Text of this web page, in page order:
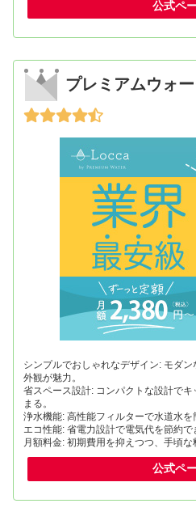
公式ペ
プレミアムウォ
シンプルでおしゃれなデザイン: モダ
外観が魅力。
省スペース設計: コンパクトな設計で
まる。
浄水機能: 高性能フィルターで水道水を
エコ性能: 省電力設計で電気代を節約で
月額料金: 初期費用を抑えつつ、手頃な
公式ペ